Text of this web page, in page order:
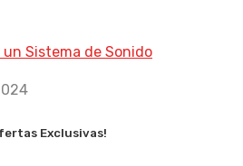
Sistema de Sonido
Exclusivas!